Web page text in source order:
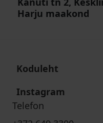
Harju maakond
Koduleht
Instagram
Telefon